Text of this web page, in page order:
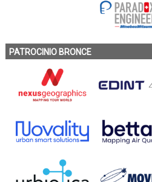
PATROCINIO BRONCE